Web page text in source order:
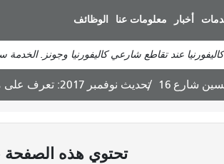
أخبار معلومات عنا الوظائف
عند تقاطع شارعي كاليفورنيا وجونز. الخدمة
شارع 16 تحديث نوفمبر 2017: تعرف على مشروع تحسين شارع 16
تحتوي هذه